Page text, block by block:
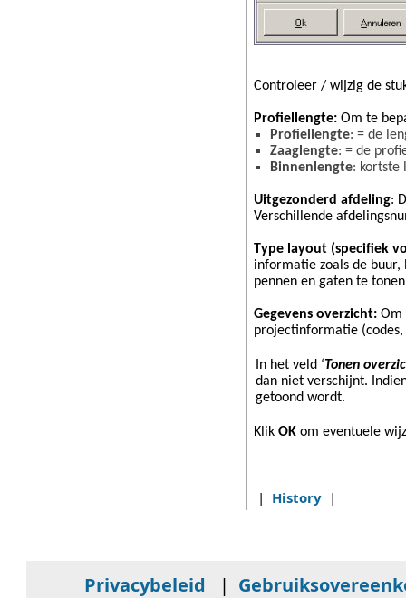
Controleer / wijzig de
Profiellengte: Om te
Profiellengte: = de
Zaaglengte: = de
Binnenlengte: kortste
Uitgezonderd afdeling:
Verschillende
Type layout (specifiek
informatie zoals de
pennen en gaten te
Gegevens overzicht: Om
projectinformatie
In het veld ‘Tonen
dan niet verschijnt.
getoond wordt.
Klik OK om eventuele
| History |
Privacybeleid |